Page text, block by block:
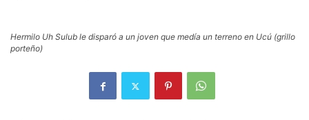
Hermilo Uh Sulub le disparó a un joven que medía un terreno en Ucú (grillo
porteño)